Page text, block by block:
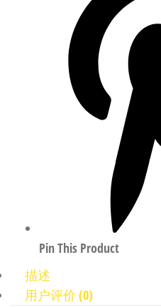
Pin This Product
描述
用户评价 (0)